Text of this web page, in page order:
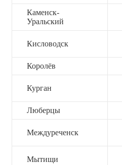
Каменск-
Уральский
Кисловодск
Королёв
Курган
Люберцы
Междуреченск
Мытищи